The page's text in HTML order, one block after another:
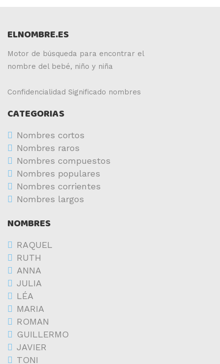
ELNOMBRE.ES
Motor de búsqueda para encontrar el
nombre del bebé, niño y niña
Confidencialidad Significado nombres
CATEGORIAS
Nombres cortos
Nombres raros
Nombres compuestos
Nombres populares
Nombres corrientes
Nombres largos
NOMBRES
RAQUEL
RUTH
ANNA
JULIA
LÉA
MARIA
ROMAN
GUILLERMO
JAVIER
TONI